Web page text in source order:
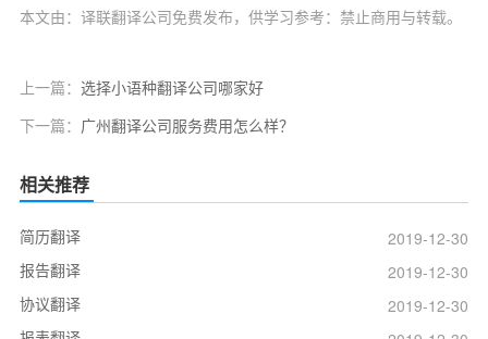
本文由：译联翻译公司免费发布，供学习参考：禁止商用与转载。
上一篇： 选择小语种翻译公司哪家好
下一篇： 广州翻译公司服务费用怎么样？
相关推荐
简历翻译
2019-12-30
报告翻译
2019-12-30
协议翻译
2019-12-30